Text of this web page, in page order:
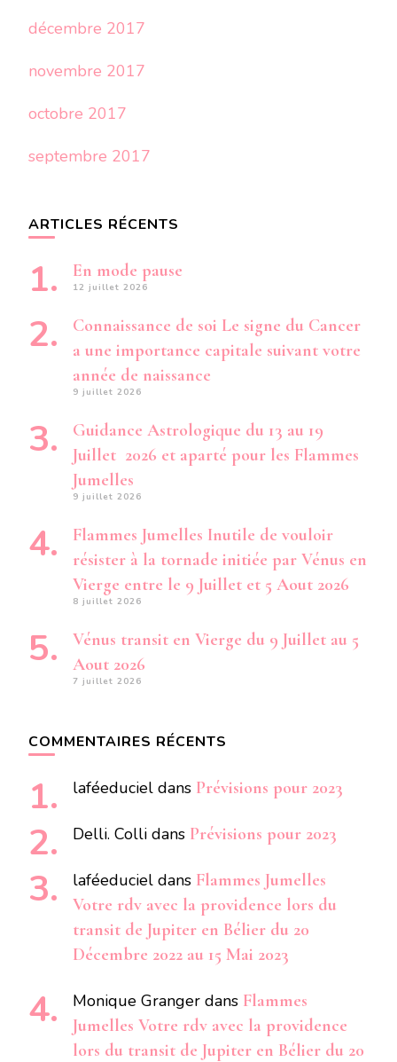
décembre 2017
novembre 2017
octobre 2017
septembre 2017
ARTICLES RÉCENTS
En mode pause
12 juillet 2026
Connaissance de soi Le signe du Cancer
a une importance capitale suivant votre
année de naissance
9 juillet 2026
Guidance Astrologique du 13 au 19
Juillet 2026 et aparté pour les Flammes
Jumelles
9 juillet 2026
Flammes Jumelles Inutile de vouloir
résister à la tornade initiée par Vénus en
Vierge entre le 9 Juillet et 5 Aout 2026
8 juillet 2026
Vénus transit en Vierge du 9 Juillet au 5
Aout 2026
7 juillet 2026
COMMENTAIRES RÉCENTS
laféeduciel dans Prévisions pour 2023
Delli. Colli dans Prévisions pour 2023
laféeduciel dans Flammes Jumelles
Votre rdv avec la providence lors du
transit de Jupiter en Bélier du 20
Décembre 2022 au 15 Mai 2023
Monique Granger dans Flammes
Jumelles Votre rdv avec la providence
lors du transit de Jupiter en Bélier du 20